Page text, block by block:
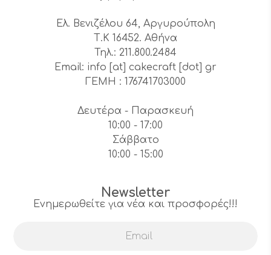
Ελ. Βενιζέλου 64, Αργυρούπολη
Τ.Κ 16452. Αθήνα
Τηλ.: 211.800.2484
Email: info [at] cakecraft [dot] gr
ΓΕΜΗ : 176741703000
Δευτέρα - Παρασκευή
10:00 - 17:00
Σάββατο
10:00 - 15:00
Newsletter
Ενημερωθείτε για νέα και προσφορές!!!